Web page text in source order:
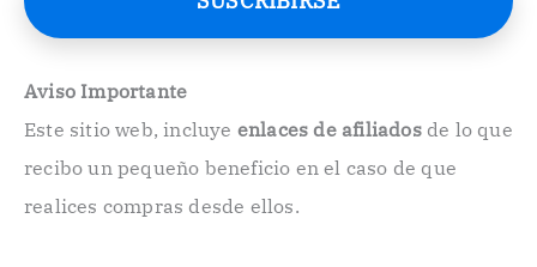
o
e
t
ó
n
Aviso Importante
Este sitio web, incluye enlaces de afiliadosde lo que
recibo un pequeño beneficio en el caso de que
realices compras desde ellos.